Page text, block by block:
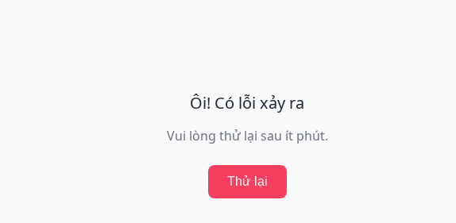
Ôi! Có lỗi xảy ra
Vui lòng thử lại sau ít phút.
Thử lại